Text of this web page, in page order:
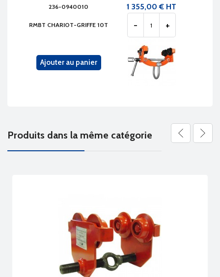
236-0940010
RMBT CHARIOT-GRIFFE 10T
1 355,00 € HT
- +
Ajouter au panier
Produits dans la même catégorie